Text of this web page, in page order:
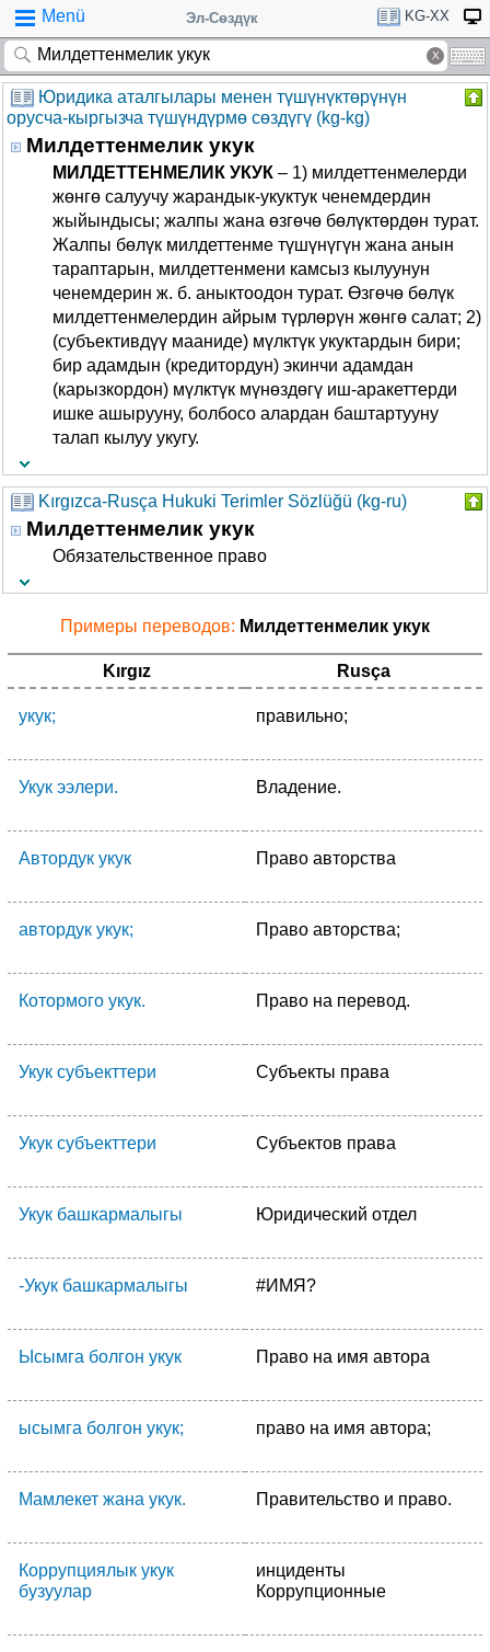
Menü Эл-Сөздүк KG-XX
Юридика аталгылары менен түшүнүктөрүнүн
орусча-кыргызча түшүндүрмө сөздүгү (kg-kg)
Милдеттенмелик укук
МИЛДЕТТЕНМЕЛИК УКУК – 1) милдеттенмелерди
жөнгө салуучу жарандык-укуктук ченемдердин
жыйындысы; жалпы жана өзгөчө бөлүктөрдөн турат.
Жалпы бөлүк милдеттенме түшүнүгүн жана анын
тараптарын, милдеттенмени камсыз кылуунун
ченемдерин ж. б. аныктоодон турат. Өзгөчө бөлүк
милдеттенмелердин айрым түрлөрүн жөнгө салат; 2)
(субъективдүү мааниде) мүлктүк укуктардын бири;
бир адамдын (кредитордун) экинчи адамдан
(карызкордон) мүлктүк мүнөздөгү иш-аракеттерди
ишке ашырууну, болбосо алардан баштартууну
талап кылуу укугу.
Kırgızca-Rusça Hukuki Terimler Sözlüğü (kg-ru)
Милдеттенмелик укук
Обязательственное право
Примеры переводов: Милдеттенмелик укук
Kırgız Rusça
укук; правильно;
Укук ээлери. Владение.
Автордук укук Право авторства
автордук укук; Право авторства;
Котормого укук. Право на перевод.
Укук субъекттери Субъекты права
Укук субъекттери Субъектов права
Укук башкармалыгы Юридический отдел
-Укук башкармалыгы #ИМЯ?
Ысымга болгон укук Право на имя автора
ысымга болгон укук; право на имя автора;
Мамлекет жана укук. Правительство и право.
Коррупциялык укук
бузуулар
инциденты
Коррупционные